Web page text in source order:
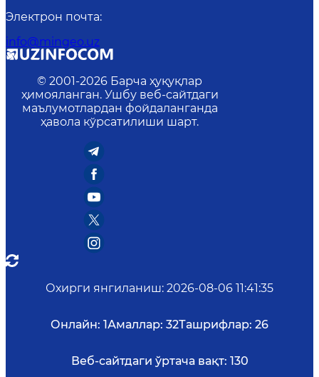
Электрон почта:
info@mingeo.uz
© 2001-2026 Барча ҳуқуқлар
ҳимояланган. Ушбу веб-сайтдаги
маълумотлардан фойдаланганда
ҳавола кўрсатилиши шарт.
Охирги янгиланиш: 2026-08-06 11:41:35
Онлайн: 1Амаллар: 32Ташрифлар: 26
Веб-сайтдаги ўртача вақт: 130